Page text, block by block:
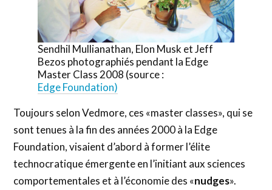
Sendhil Mullianathan, Elon Musk et Jeff
Bezos photographiés pendant la Edge
Master Class 2008 (source :
Edge Foundation)
Toujours selon Vedmore, ces «master classes», qui se
sont tenues à la fin des années 2000 à la Edge
Foundation, visaient d’abord à former l’élite
technocratique émergente en l’initiant aux sciences
comportementales et à l’économie des «nudges».